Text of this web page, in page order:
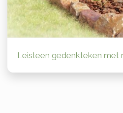
Leisteen gedenkteken met